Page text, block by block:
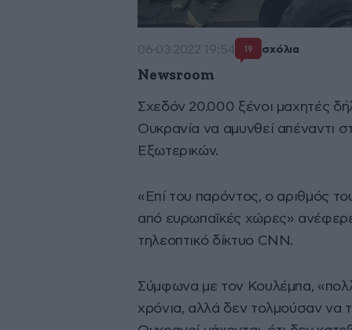
06·03·2022 19:54 19 σχόλια
Newsroom
Σχεδόν 20.000 ξένοι μαχητές
Ουκρανία να αμυνθεί απέναντι
Εξωτερικών.
«Επί του παρόντος, ο αριθμός
από ευρωπαϊκές χώρες»
τηλεοπτικό δίκτυο CNN.
Σύμφωνα με τον Κουλέμπα,
χρόνια, αλλά δεν τολμούσαν να